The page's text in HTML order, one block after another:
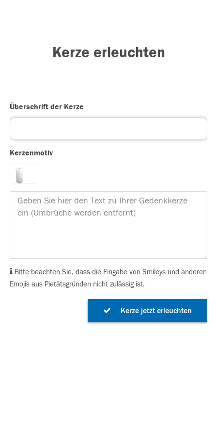
Kerze erleuchten
Überschrift der Kerze
Kerzenmotiv
Bitte beachten Sie, dass die Eingabe von Smileys und anderen
Emojis aus Pietätsgründen nicht zulässig ist.
Kerze jetzt erleuchten